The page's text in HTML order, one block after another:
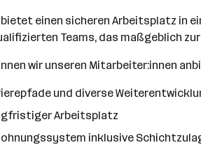
einen sicheren Arbeitsplatz in
Teams, das maßgeblich
wir unseren Mitarbeiter:innen
und diverse
Arbeitsplatz
inklusive